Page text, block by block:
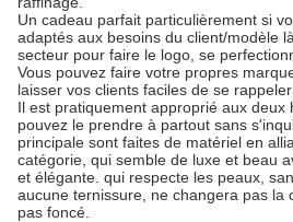
Un cadeau parfait particulièrement si
adaptés aux besoins du client/modèle
secteur pour faire le logo, se
Vous pouvez faire votre propres
laisser vos clients faciles de se
Il est pratiquement approprié aux deux
pouvez le prendre à partout sans
principale sont faites de matériel en
catégorie, qui semble de luxe et beau
et élégante. qui respecte les peaux,
aucune ternissure, ne changera pas la
pas foncé.